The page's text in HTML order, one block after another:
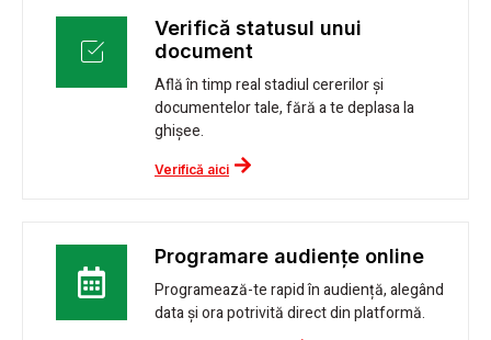
Verifică statusul unui
document
Află în timp real stadiul cererilor și
documentelor tale, fără a te deplasa la
ghișee.
Verifică aici
Programare audiențe online
Programează-te rapid în audiență, alegând
data și ora potrivită direct din platformă.